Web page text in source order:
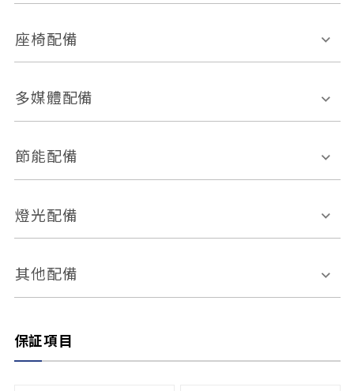
恆溫空調
前座正面氣囊
ABS防鎖死
車道偏離警示
自動停車系統 盲點偵測系統
倒車雷達
座椅配備
皮椅
無
有
多媒體配備
外部音源接入
節能配備
引擎啟閉系統
燈光配備
感應頭燈
頭燈光源
其他配備
保証項目